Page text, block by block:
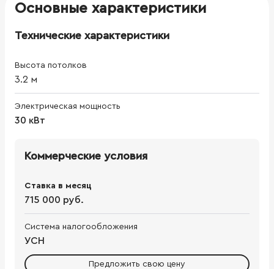
Основные характеристики
Технические характеристики
Высота потолков
3.2 м
Электрическая мощность
30 кВт
Коммерческие условия
Ставка в месяц
715 000 руб.
Система налогообложения
УСН
Предложить свою цену